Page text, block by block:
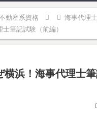
動産系資格 海事代理士
筆記試験（前編）
横浜！海事代理士